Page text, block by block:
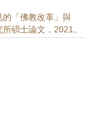
的「佛教改革」與
碩士論文，2021。